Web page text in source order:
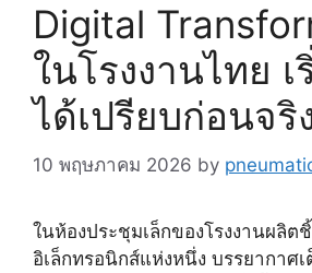
Digital
ในโรงงานไทย
ได้เปรียบก่อนจริ
10 พฤษภาคม 2026 by
ในห้องประชุมเล็กของโรงงานผลิต
อิเล็กทรอนิกส์แห่งหนึ่ง บรรยากาศ